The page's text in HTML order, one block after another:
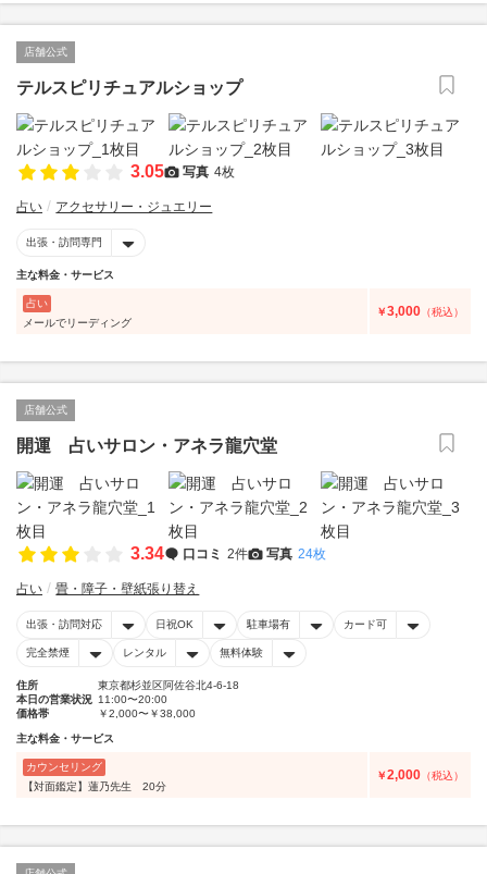
店舗公式
テルスピリチュアルショップ
3.05 写真 4枚
占い アクセサリー・ジュエリー
出張・訪問専門
主な料金・サービス
占い
メールでリーディング
￥3,000 （税込）
店舗公式
開運 占いサロン・アネラ龍穴堂
3.34 口コミ 2件 写真 24枚
占い 畳・障子・壁紙張り替え
出張・訪問対応 日祝OK 駐車場有 カード可
完全禁煙 レンタル 無料体験
住所
東京都杉並区阿佐谷北4-6-18
本日の営業状況 11:00〜20:00
価格帯
￥2,000〜￥38,000
主な料金・サービス
カウンセリング
【対面鑑定】蓮乃先生 20分
￥2,000 （税込）